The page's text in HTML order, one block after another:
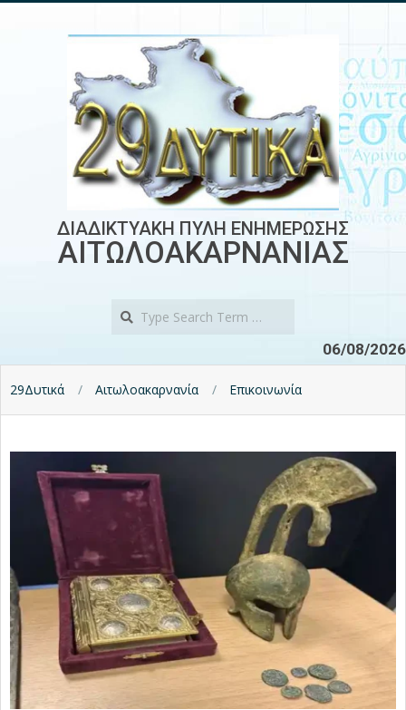
ΔΙΑΔΙΚΤΥΑΚΗ ΠΥΛΗ ΕΝΗΜΕΡΩΣΗΣ
ΑΙΤΩΛΟΑΚΑΡΝΑΝΙΑΣ
06/08/2026
29Δυτικά Αιτωλοακαρνανία Επικοινωνία